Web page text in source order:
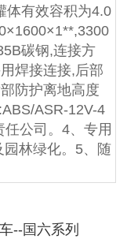
体有效容积为4.0
碳钢,连接方
焊接连接,后部
防护离地高度
ASR-12V-4
公司。4、专用
林绿化。5、随
--国六系列